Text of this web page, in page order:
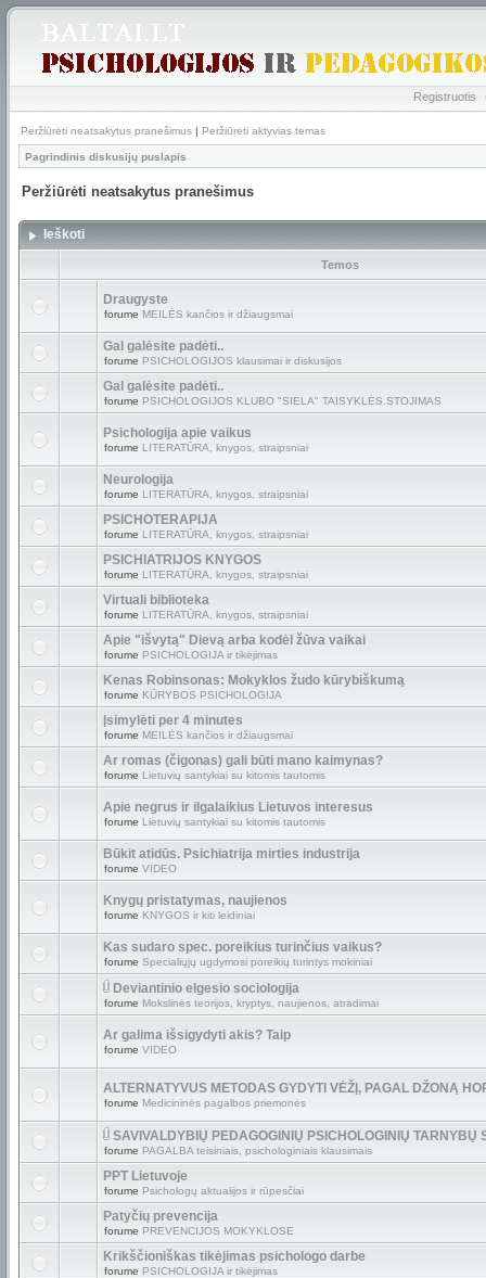
Registruotis
Peržiūrėti neatsakytus pranešimus | Peržiūrėti aktyvias temas
Pagrindinis diskusijų puslapis
Peržiūrėti neatsakytus pranešimus
Ieškoti
Temos
Draugyste
forume MEILĖS kančios ir džiaugsmai
Gal galėsite padėti..
forume PSICHOLOGIJOS klausimai ir diskusijos
Gal galėsite padėti..
forume PSICHOLOGIJOS KLUBO "SIELA" TAISYKLĖS.STOJIMAS
Psichologija apie vaikus
forume LITERATŪRA, knygos, straipsniai
Neurologija
forume LITERATŪRA, knygos, straipsniai
PSICHOTERAPIJA
forume LITERATŪRA, knygos, straipsniai
PSICHIATRIJOS KNYGOS
forume LITERATŪRA, knygos, straipsniai
Virtuali biblioteka
forume LITERATŪRA, knygos, straipsniai
Apie "išvytą" Dievą arba kodėl žūva vaikai
forume PSICHOLOGIJA ir tikėjimas
Kenas Robinsonas: Mokyklos žudo kūrybiškumą
forume KŪRYBOS PSICHOLOGIJA
Įsimylėti per 4 minutes
forume MEILĖS kančios ir džiaugsmai
Ar romas (čigonas) gali būti mano kaimynas?
forume Lietuvių santykiai su kitomis tautomis
Apie negrus ir ilgalaikius Lietuvos interesus
forume Lietuvių santykiai su kitomis tautomis
Būkit atidūs. Psichiatrija mirties industrija
forume VIDEO
Knygų pristatymas, naujienos
forume KNYGOS ir kiti leidiniai
Kas sudaro spec. poreikius turinčius vaikus?
forume Specialiųjų ugdymosi poreikių turintys mokiniai
Deviantinio elgesio sociologija
forume Mokslinės teorijos, kryptys, naujienos, atradimai
Ar galima išsigydyti akis? Taip
forume VIDEO
ALTERNATYVUS METODAS GYDYTI VĖŽĮ, PAGAL DŽONĄ
forume Medicininės pagalbos priemonės
SAVIVALDYBIŲ PEDAGOGINIŲ PSICHOLOGINIŲ TARNYBŲ
forume PAGALBA teisiniais, psichologiniais klausimais
PPT Lietuvoje
forume Psichologų aktualijos ir rūpesčiai
Patyčių prevencija
forume PREVENCIJOS MOKYKLOSE
Krikščioniškas tikėjimas psichologo darbe
forume PSICHOLOGIJA ir tikėjimas